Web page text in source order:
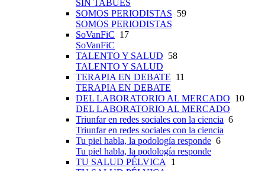
SIN TABÚES
SOMOS PERIODISTAS 59
SOMOS PERIODISTAS
SoVanFiC 17
SoVanFiC
TALENTO Y SALUD 58
TALENTO Y SALUD
TERAPIA EN DEBATE 11
TERAPIA EN DEBATE
DEL LABORATORIO AL MERCADO 10
DEL LABORATORIO AL MERCADO
Triunfar en redes sociales con la ciencia 6
Triunfar en redes sociales con la ciencia
Tu piel habla, la podología responde 6
Tu piel habla, la podología responde
TU SALUD PÉLVICA 1